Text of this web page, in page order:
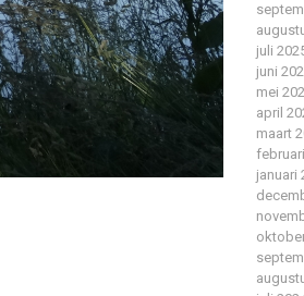
juli
juni
mei
april
maart
januari